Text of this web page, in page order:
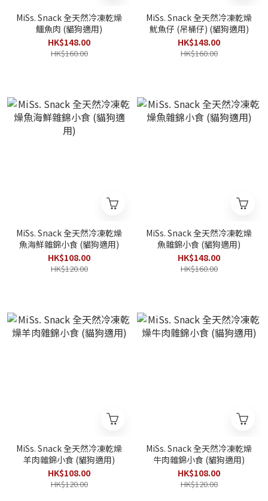
MiSs. Snack 全天然冷凍乾燥
鱷魚肉 (貓狗適用)
HK$148.00
HK$160.00
MiSs. Snack 全天然冷凍乾燥
魷魚仔 (吊桶仔) (貓狗適用)
HK$148.00
HK$160.00
MiSs. Snack 全天然冷凍乾燥
魚海鮮雜錦小食 (貓狗適用)
HK$108.00
HK$120.00
MiSs. Snack 全天然冷凍乾燥
魚雜錦小食 (貓狗適用)
HK$148.00
HK$160.00
MiSs. Snack 全天然冷凍乾燥
羊肉雜錦小食 (貓狗適用)
HK$108.00
HK$120.00
MiSs. Snack 全天然冷凍乾燥
牛肉雜錦小食 (貓狗適用)
HK$108.00
HK$120.00